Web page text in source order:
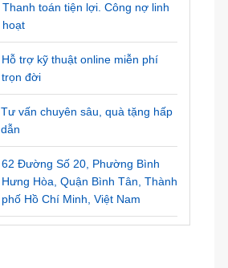
Thanh toán tiện lợi. Công nợ linh
hoạt
Hỗ trợ kỹ thuật online miễn phí
trọn đời
Tư vấn chuyên sâu, quà tặng hấp
dẫn
62 Đường Số 20, Phường Bình
Hưng Hòa, Quận Bình Tân, Thành
phố Hồ Chí Minh, Việt Nam